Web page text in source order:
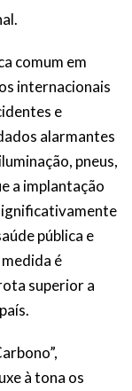
comum em
internacionais
e
alarmantes
pneus,
a implantação
pública e
é
superior a
à tona os